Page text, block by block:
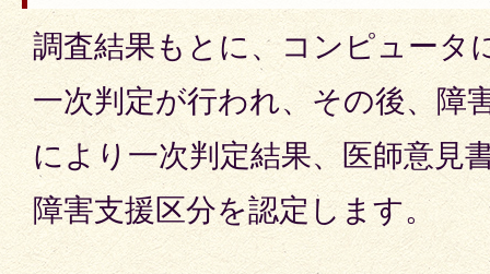
調査結果もとに、コンピュータ
一次判定が行われ、その後、障
により一次判定結果、医師意見
障害支援区分を認定します。